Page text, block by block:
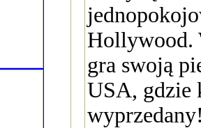
Hollywood.
gra swoją
USA, gdzie